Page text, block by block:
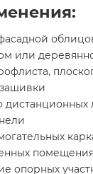
или
опорных